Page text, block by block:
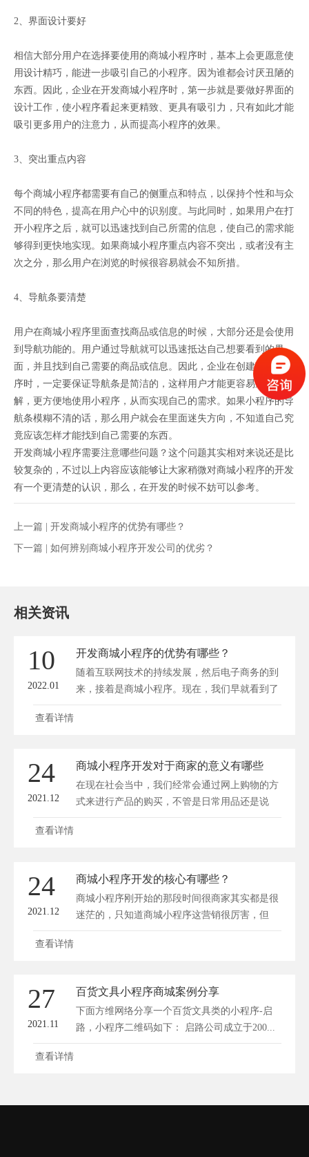
2、界面设计要好
相信大部分用户在选择要使用的商城小程序时，基本上会更愿意使
用设计精巧，能进一步吸引自己的小程序。因为谁都会讨厌丑陋的
东西。因此，企业在开发商城小程序时，第一步就是要做好界面的
设计工作，使小程序看起来更精致、更具有吸引力，只有如此才能
吸引更多用户的注意力，从而提高小程序的效果。
3、突出重点内容
每个商城小程序都需要有自己的侧重点和特点，以保持个性和与众
不同的特色，提高在用户心中的识别度。与此同时，如果用户在打
开小程序之后，就可以迅速找到自己所需的信息，使自己的需求能
够得到更快地实现。如果商城小程序重点内容不突出，或者没有主
次之分，那么用户在浏览的时候很容易就会不知所措。
4、导航条要清楚
用户在商城小程序里面查找商品或信息的时候，大部分还是会使用
到导航功能的。用户通过导航就可以迅速抵达自己想要看到的界
面，并且找到自己需要的商品或信息。因此，企业在创建商城小程
序时，一定要保证导航条是简洁的，这样用户才能更容易进行理
解，更方便地使用小程序，从而实现自己的需求。如果小程序的导
航条模糊不清的话，那么用户就会在里面迷失方向，不知道自己究
竟应该怎样才能找到自己需要的东西。
开发商城小程序需要注意哪些问题？这个问题其实相对来说还是比
较复杂的，不过以上内容应该能够让大家稍微对商城小程序的开发
有一个更清楚的认识，那么，在开发的时候不妨可以参考。
上一篇 | 开发商城小程序的优势有哪些？
下一篇 | 如何辨别商城小程序开发公司的优劣？
相关资讯
10
2022.01
开发商城小程序的优势有哪些？
随着互联网技术的持续发展，然后电子商务的到
来，接着是商城小程序。现在，我们早就看到了
小...
查看详情
24
2021.12
商城小程序开发对于商家的意义有哪些
在现在社会当中，我们经常会通过网上购物的方
式来进行产品的购买，不管是日常用品还是说
生...
查看详情
24
2021.12
商城小程序开发的核心有哪些？
商城小程序刚开始的那段时间很商家其实都是很
迷茫的，只知道商城小程序这营销很厉害，但
是...
查看详情
27
2021.11
百货文具小程序商城案例分享
下面方维网络分享一个百货文具类的小程序-启
路，小程序二维码如下： 启路公司成立于200...
查看详情